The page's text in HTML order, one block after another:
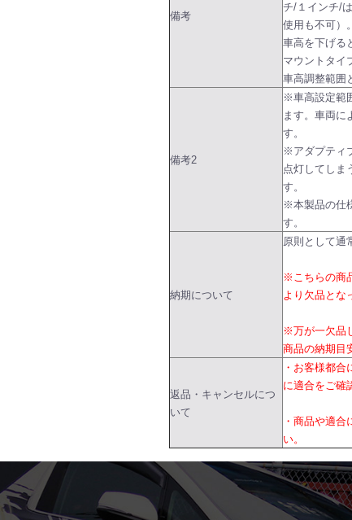
備考
チ/１インチ/
使用も不可）。
車高を下げる
マウントタイ
車高調整範囲
備考2
※車高設定範
ます。車両に
す。
※アダプティ
点灯してしま
す。
※本製品の仕
す。
納期について
原則として通
※こちらの商
より欠品とな
※万が一欠品
商品の納期目
返品・キャンセルにつ
いて
・お客様都
に適合をご確
・商品や適
い。